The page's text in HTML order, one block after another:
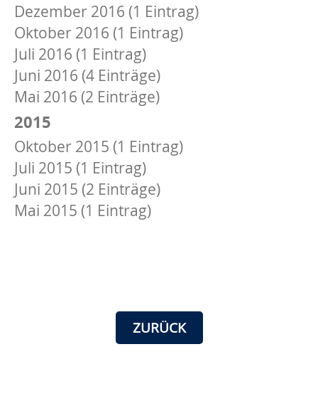
Dezember 2016 (1 Eintrag)
Oktober 2016 (1 Eintrag)
Juli 2016 (1 Eintrag)
Juni 2016 (4 Einträge)
Mai 2016 (2 Einträge)
2015
Oktober 2015 (1 Eintrag)
Juli 2015 (1 Eintrag)
Juni 2015 (2 Einträge)
Mai 2015 (1 Eintrag)
ZURÜCK